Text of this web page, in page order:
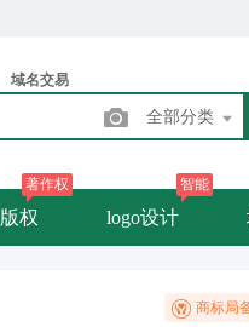
域名交易
全部分类
版权
著作权
logo设计
智能
商标局